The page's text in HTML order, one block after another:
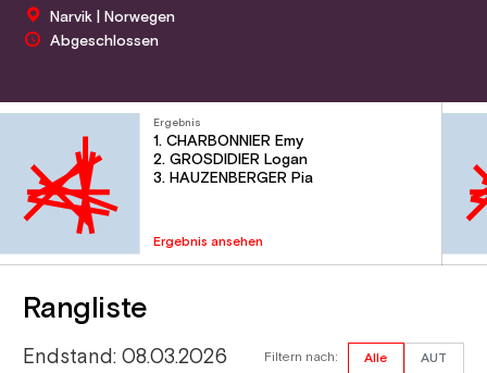
Narvik | Norwegen
Abgeschlossen
Ergebnis
1. CHARBONNIER Emy
2. GROSDIDIER Logan
3. HAUZENBERGER Pia
Ergebnis ansehen
Rangliste
Endstand: 08.03.2026 Filtern nach: Alle AUT